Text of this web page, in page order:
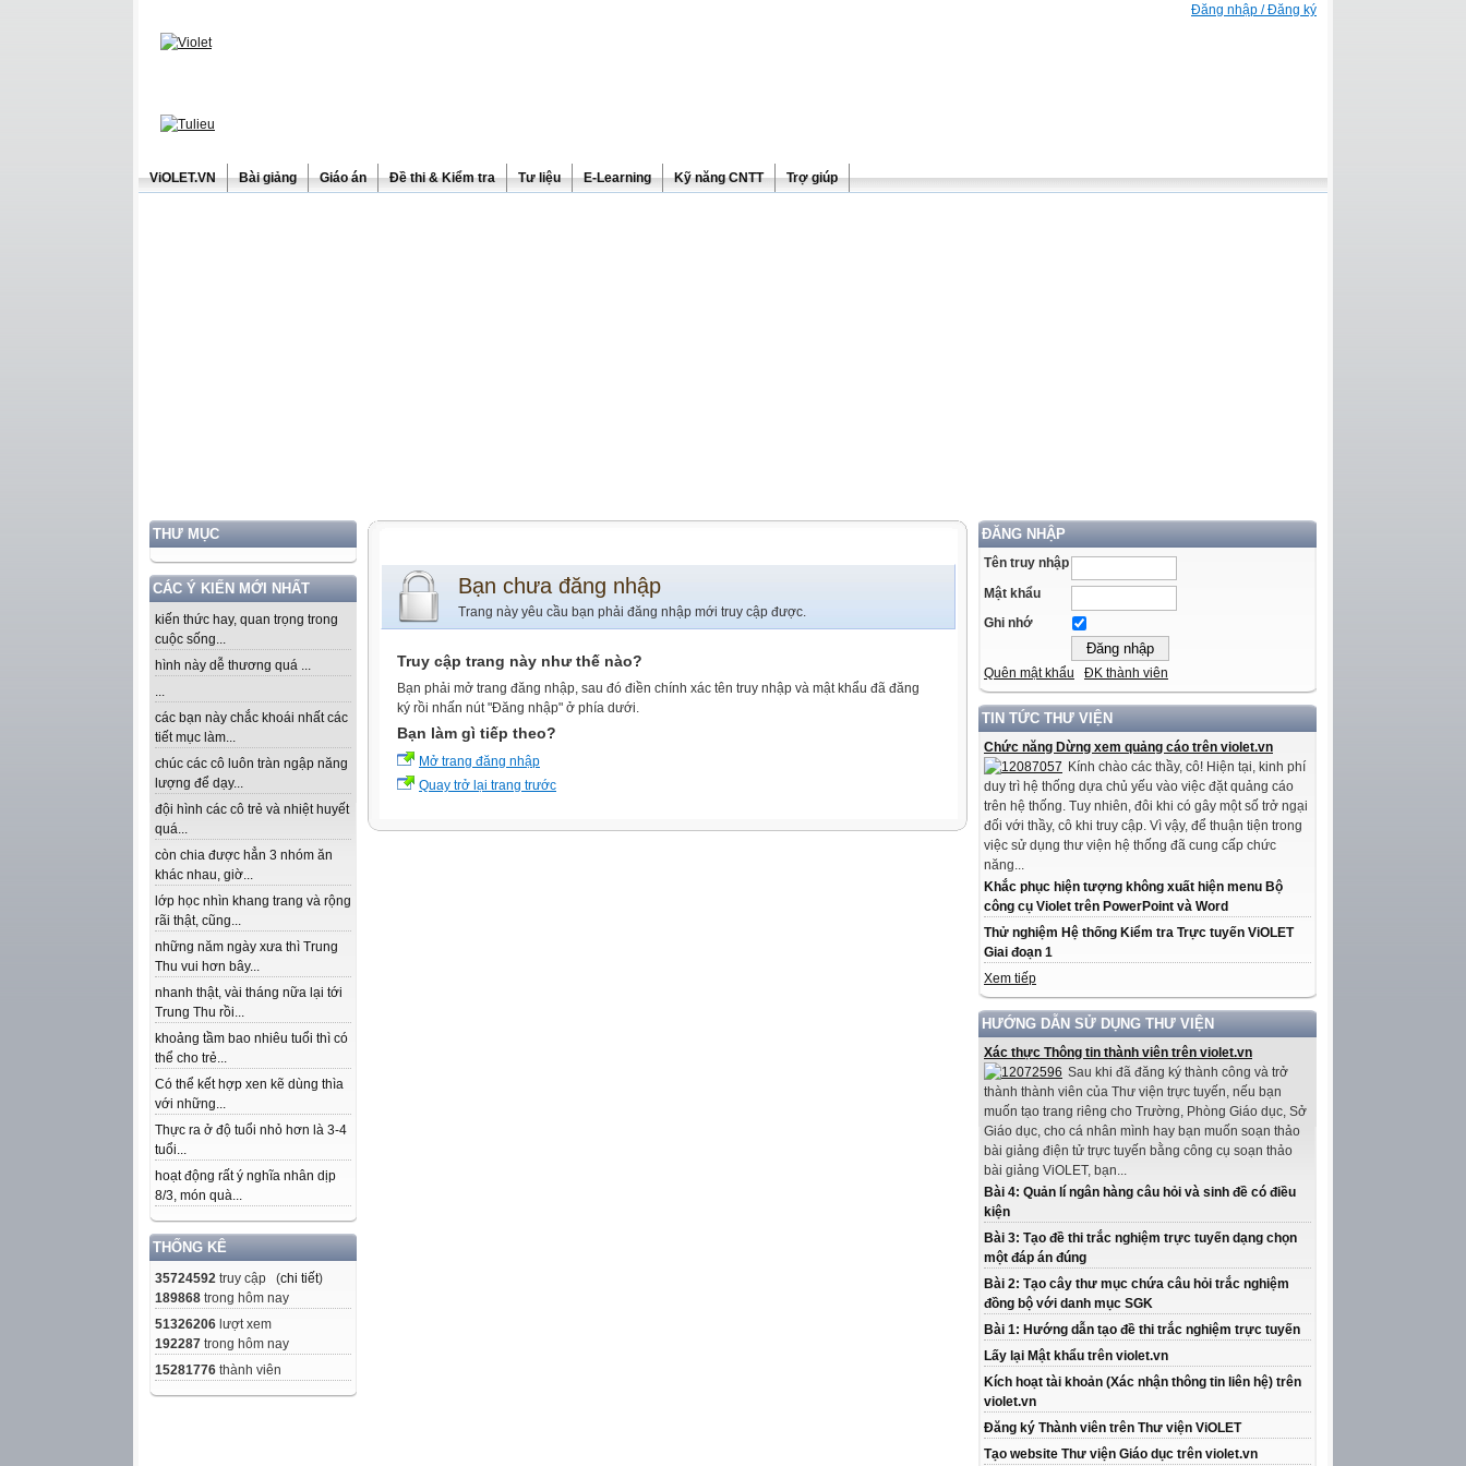
Đăng nhập / Đăng ký
ViOLET.VN Bài giảng Giáo án Đề thi & Kiểm tra Tư liệu E-Learning Kỹ năng CNTT Trợ giúp
THƯ MỤC
CÁC Ý KIẾN MỚI NHẤT
kiến thức hay, quan trọng trong
cuộc sống...
hình này dễ thương quá ...
...
các bạn này chắc khoái nhất các
tiết mục làm...
chúc các cô luôn tràn ngập năng
lượng để dạy...
đội hình các cô trẻ và nhiệt huyết
quá...
còn chia được hẳn 3 nhóm ăn
khác nhau, giờ...
lớp học nhìn khang trang và rộng
rãi thật, cũng...
những năm ngày xưa thì Trung
Thu vui hơn bây...
nhanh thật, vài tháng nữa lại tới
Trung Thu rồi...
khoảng tầm bao nhiêu tuổi thì có
thể cho trẻ...
Có thể kết hợp xen kẽ dùng thìa
với những...
Thực ra ở độ tuổi nhỏ hơn là 3-4
tuổi...
hoạt động rất ý nghĩa nhân dịp
8/3, món quà...
THỐNG KÊ
35724592 truy cập (chi tiết)
189868 trong hôm nay
51326206 lượt xem
192287 trong hôm nay
15281776 thành viên
ĐĂNG NHẬP
Tên truy nhập
Mật khẩu
Ghi nhớ
Quên mật khẩu ĐK thành viên
TIN TỨC THƯ VIỆN
Chức năng Dừng xem quảng cáo trên violet.vn
Kính chào các thầy, cô! Hiện tại, kinh phí
duy trì hệ thống dựa chủ yếu vào việc đặt quảng cáo
trên hệ thống. Tuy nhiên, đôi khi có gây một số trở ngại
đối với thầy, cô khi truy cập. Vì vậy, để thuận tiện trong
việc sử dụng thư viện hệ thống đã cung cấp chức
năng...
Khắc phục hiện tượng không xuất hiện menu Bộ
công cụ Violet trên PowerPoint và Word
Thử nghiệm Hệ thống Kiểm tra Trực tuyến ViOLET
Giai đoạn 1
Xem tiếp
HƯỚNG DẪN SỬ DỤNG THƯ VIỆN
Xác thực Thông tin thành viên trên violet.vn
Sau khi đã đăng ký thành công và trở
thành thành viên của Thư viện trực tuyến, nếu bạn
muốn tạo trang riêng cho Trường, Phòng Giáo dục, Sở
Giáo dục, cho cá nhân mình hay bạn muốn soạn thảo
bài giảng điện tử trực tuyến bằng công cụ soạn thảo
bài giảng ViOLET, bạn...
Bài 4: Quản lí ngân hàng câu hỏi và sinh đề có điều
kiện
Bài 3: Tạo đề thi trắc nghiệm trực tuyến dạng chọn
một đáp án đúng
Bài 2: Tạo cây thư mục chứa câu hỏi trắc nghiệm
đồng bộ với danh mục SGK
Bài 1: Hướng dẫn tạo đề thi trắc nghiệm trực tuyến
Lấy lại Mật khẩu trên violet.vn
Kích hoạt tài khoản (Xác nhận thông tin liên hệ) trên
violet.vn
Đăng ký Thành viên trên Thư viện ViOLET
Tạo website Thư viện Giáo dục trên violet.vn
Bạn chưa đăng nhập
Trang này yêu cầu bạn phải đăng nhập mới truy cập được.
Truy cập trang này như thế nào?
Bạn phải mở trang đăng nhập, sau đó điền chính xác tên truy nhập và mật khẩu đã đăng
ký rồi nhấn nút "Đăng nhập" ở phía dưới.
Bạn làm gì tiếp theo?
Mở trang đăng nhập
Quay trở lại trang trước